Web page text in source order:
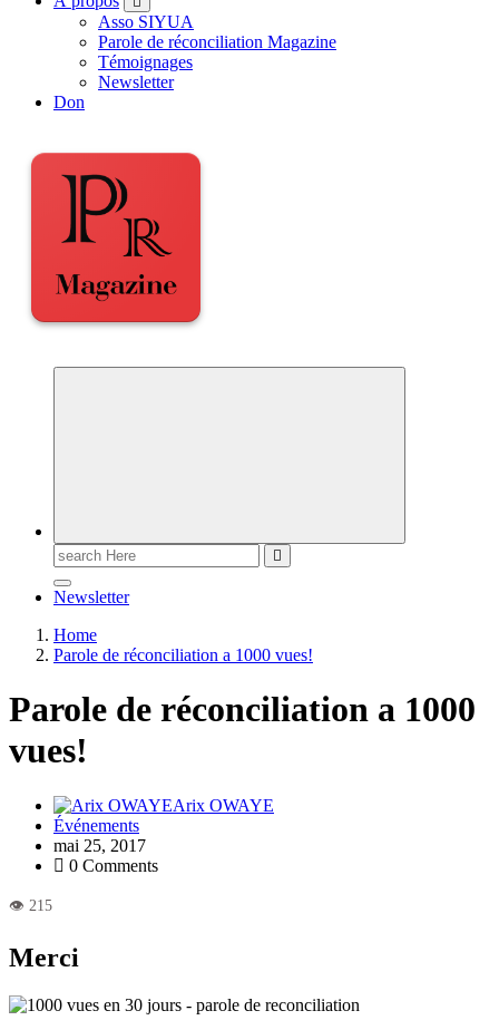
Asso SIYUA
Parole de réconciliation Magazine
Témoignages
Newsletter
Don
Newsletter
Home
Parole de réconciliation a 1000 vues!
Parole de réconciliation a 1000
vues!
Arix OWAYE
Événements
mai 25, 2017
0 Comments
Merci